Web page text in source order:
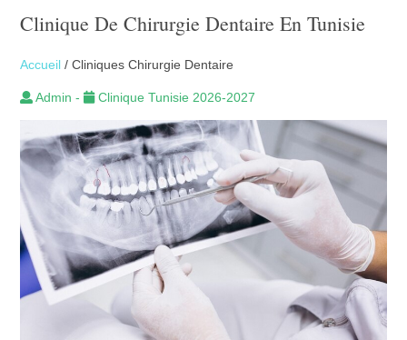
Clinique De Chirurgie Dentaire En Tunisie
Accueil / Cliniques Chirurgie Dentaire
Admin - Clinique Tunisie 2026-2027